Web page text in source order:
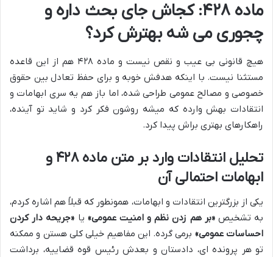
ماده ۴۲۸: کجاش جای بحث داره و
چجوری می شه بهترش کرد؟
هیچ قانونی بی عیب و نقص نیست و ماده ۴۲۸ هم از این قاعده
مستثنا نیست. با اینکه هدفش خوبه و برای حفظ تعادل بین حقوق
خصوصی و مصالح عمومی طراحی شده، اما باز هم یه سری ابهامات و
انتقادات بهش وارده که میشه روشون فکر کرد و شاید تو آینده،
راهکارهای بهتری براش پیدا کرد.
تحلیل انتقادات وارد بر متن ماده ۴۲۸ و
ابهامات احتمالی آن
یکی از بزرگترین انتقادات و ابهامات، همونطور که قبلاً هم اشاره کردم،
به تشخیص«بر هم زدن نظم و امنیت عمومی» یا «جریحه دار کردن
احساسات عمومی» برمی گرده. این مفاهیم خیلی کلی هستن و ممکنه
تو هر پرونده ای، دادستان و بعدش رئیس قوه قضاییه، برداشت